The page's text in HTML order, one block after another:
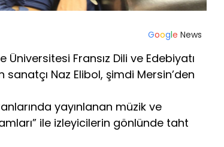
Google News
Fransız Dili ve Edebiyatı
Naz Elibol, şimdi Mersin’den
yayınlanan müzik ve
ile izleyicilerin gönlünde taht